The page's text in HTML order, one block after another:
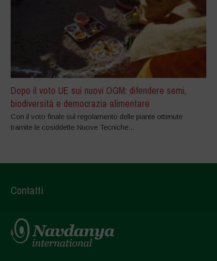
Dopo il voto UE sui nuovi OGM: difendere semi,
biodiversità e democrazia alimentare
Con il voto finale sul regolamento delle piante ottenute
tramite le cosiddette Nuove Tecniche...
Contatti